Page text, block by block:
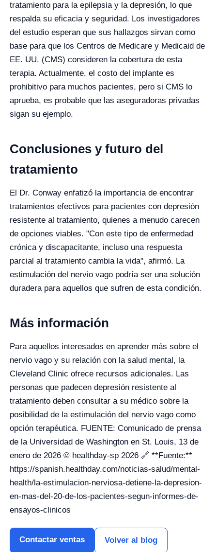
tratamiento para la epilepsia y la depresión, lo que
respalda su eficacia y seguridad. Los investigadores
del estudio esperan que sus hallazgos sirvan como
base para que los Centros de Medicare y Medicaid de
EE. UU. (CMS) consideren la cobertura de esta
terapia. Actualmente, el costo del implante es
prohibitivo para muchos pacientes, pero si CMS lo
aprueba, es probable que las aseguradoras privadas
sigan su ejemplo.
Conclusiones y futuro del
tratamiento
El Dr. Conway enfatizó la importancia de encontrar
tratamientos efectivos para pacientes con depresión
resistente al tratamiento, quienes a menudo carecen
de opciones viables. "Con este tipo de enfermedad
crónica y discapacitante, incluso una respuesta
parcial al tratamiento cambia la vida", afirmó. La
estimulación del nervio vago podría ser una solución
duradera para aquellos que sufren de esta condición.
Más información
Para aquellos interesados en aprender más sobre el
nervio vago y su relación con la salud mental, la
Cleveland Clinic ofrece recursos adicionales. Las
personas que padecen depresión resistente al
tratamiento deben consultar a su médico sobre la
posibilidad de la estimulación del nervio vago como
opción terapéutica. FUENTE: Comunicado de prensa
de la Universidad de Washington en St. Louis, 13 de
enero de 2026 © healthday-sp 2026 🔗 **Fuente:**
https://spanish.healthday.com/noticias-salud/mental-
health/la-estimulacion-nerviosa-detiene-la-depresion-
en-mas-del-20-de-los-pacientes-segun-informes-de-
ensayos-clinicos
Contactar ventas Volver al blog